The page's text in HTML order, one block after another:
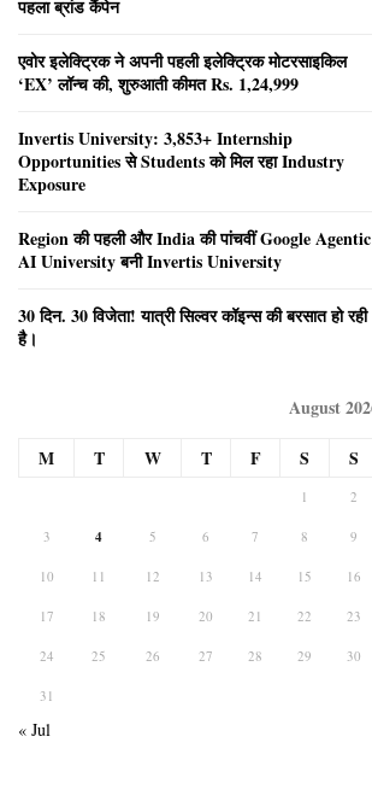
पहला ब्रांड कैंपेन
एवोर इलेक्ट्रिक ने अपनी पहली इलेक्ट्रिक मोटरसाइकिल
‘EX’ लॉन्च की, शुरुआती कीमत Rs. 1,24,999
Invertis University: 3,853+ Internship
Opportunities से Students को मिल रहा Industry
Exposure
Region की पहली और India की पांचवीं Google Agentic
AI University बनी Invertis University
30 दिन. 30 विजेता! यात्री सिल्वर कॉइन्स की बरसात हो रही
है।
August
M
T W T F S S
1 2
3 4 5 6 7 8 9
10 11 12 13 14 15 16
17 18 19 20 21 22 23
24 25 26 27 28 29 30
31
« Jul